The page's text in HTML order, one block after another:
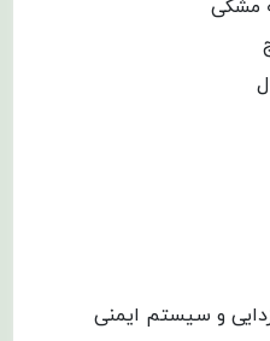
مشکی
و سیستم ایمنی